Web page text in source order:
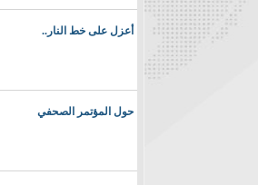
أعزل على خط النار..
حول المؤتمر الصحفي